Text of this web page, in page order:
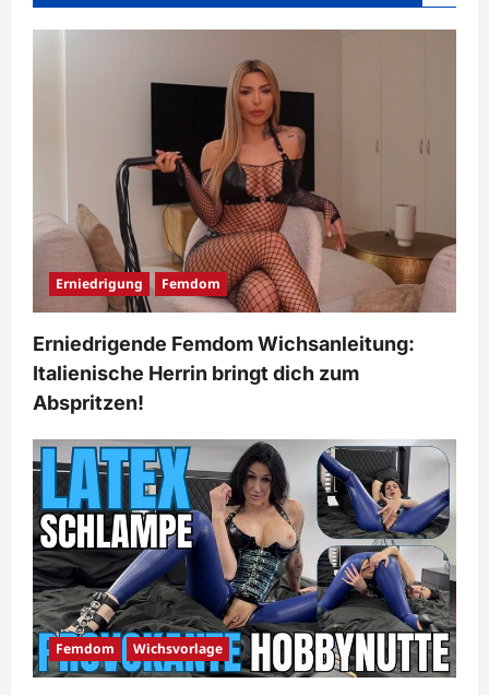
Erniedrigung Femdom
Erniedrigende Femdom Wichsanleitung:
Italienische Herrin bringt dich zum
Abspritzen!
Femdom Wichsvorlage